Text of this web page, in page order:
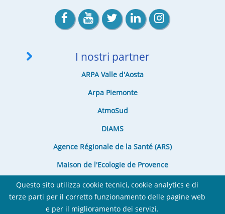
I nostri partner
ARPA Valle d'Aosta
Arpa Piemonte
AtmoSud
DIAMS
Agence Régionale de la Santé (ARS)
Maison de l'Ecologie de Provence
Questo sito utilizza cookie tecnici, cookie analytics e di
terze parti per il corretto funzionamento delle pagine web
e per il miglioramento dei servizi.